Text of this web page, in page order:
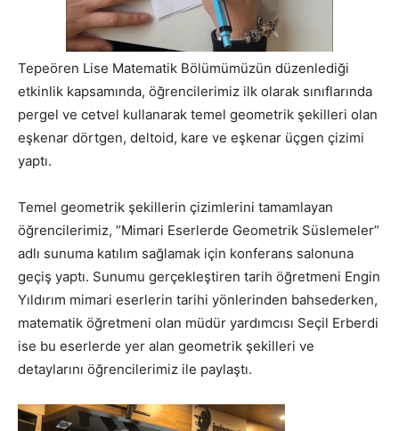
Tepeören Lise Matematik Bölümümüzün düzenlediği
etkinlik kapsamında, öğrencilerimiz ilk olarak sınıflarında
pergel ve cetvel kullanarak temel geometrik şekilleri olan
eşkenar dörtgen, deltoid, kare ve eşkenar üçgen çizimi
yaptı.
Temel geometrik şekillerin çizimlerini tamamlayan
öğrencilerimiz, “Mimari Eserlerde Geometrik Süslemeler”
adlı sunuma katılım sağlamak için konferans salonuna
geçiş yaptı. Sunumu gerçekleştiren tarih öğretmeni Engin
Yıldırım mimari eserlerin tarihi yönlerinden bahsederken,
matematik öğretmeni olan müdür yardımcısı Seçil Erberdi
ise bu eserlerde yer alan geometrik şekilleri ve
detaylarını öğrencilerimiz ile paylaştı.